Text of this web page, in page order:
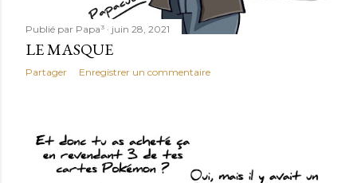
Publié par Papa³ juin 28, 2021
LE MASQUE
Partager Enregistrer un commentaire